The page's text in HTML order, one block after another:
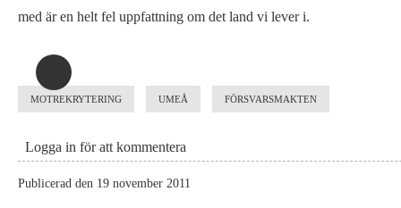
med är en helt fel uppfattning om det land vi lever i.
MOTREKRYTERING UMEÅ FÖRSVARSMAKTEN
Logga in för att kommentera
Publicerad den 19 november 2011